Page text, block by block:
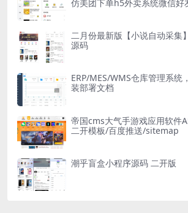
仿美团下单h5外卖系统微信好
二月份最新版【小说自动采集
源码
ERP/MES/WMS仓库管理系统
装部署文档
帝国cms大气手游戏应用软件
二开模板/百度推送/sitemap
潮乎盲盒小程序源码 二开版